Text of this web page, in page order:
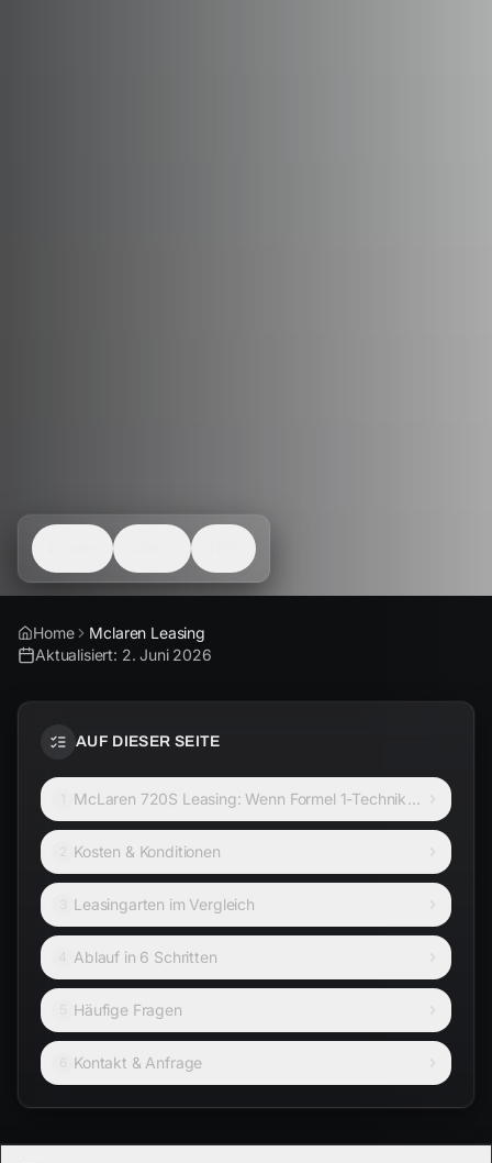
Home
Mclaren Leasing
Aktualisiert: 2. Juni 2026
AUF DIESER SEITE
McLaren 720S Leasing: Wenn Formel 1-Technik
auf die Straße trifft
Kosten & Konditionen
Leasingarten im Vergleich
Ablauf in 6 Schritten
Häufige Fragen
Kontakt & Anfrage